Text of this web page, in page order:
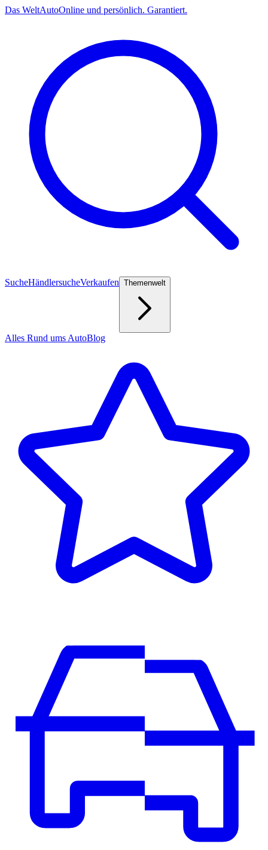
Das WeltAutoOnline und persönlich. Garantiert.
SucheHändlersucheVerkaufen Themenwelt
Alles Rund ums AutoBlog